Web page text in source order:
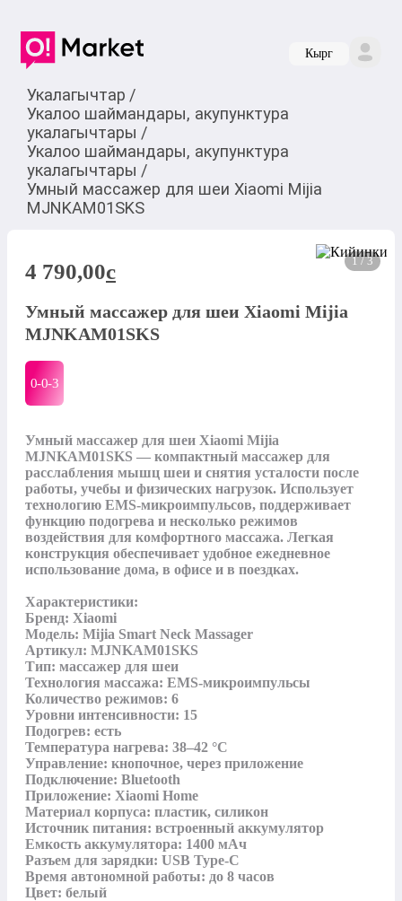
Кырг
Укалагычтар /
Укалоо шаймандары, акупунктура
укалагычтары /
Укалоо шаймандары, акупунктура
укалагычтары /
Умный массажер для шеи Xiaomi Mijia
MJNKAM01SKS
1 / 3
4 790,00c
Умный массажер для шеи Xiaomi Mijia
MJNKAM01SKS
0-0-3
Умный массажер для шеи Xiaomi Mijia
MJNKAM01SKS — компактный массажер для
расслабления мышц шеи и снятия усталости после
работы, учебы и физических нагрузок. Использует
технологию EMS-микроимпульсов, поддерживает
функцию подогрева и несколько режимов
воздействия для комфортного массажа. Легкая
конструкция обеспечивает удобное ежедневное
использование дома, в офисе и в поездках.
Характеристики:
Бренд: Xiaomi
Модель: Mijia Smart Neck Massager
Артикул: MJNKAM01SKS
Тип: массажер для шеи
Технология массажа: EMS-микроимпульсы
Количество режимов: 6
Уровни интенсивности: 15
Подогрев: есть
Температура нагрева: 38–42 °C
Управление: кнопочное, через приложение
Подключение: Bluetooth
Приложение: Xiaomi Home
Материал корпуса: пластик, силикон
Источник питания: встроенный аккумулятор
Емкость аккумулятора: 1400 мАч
Разъем для зарядки: USB Type-C
Время автономной работы: до 8 часов
Цвет: белый